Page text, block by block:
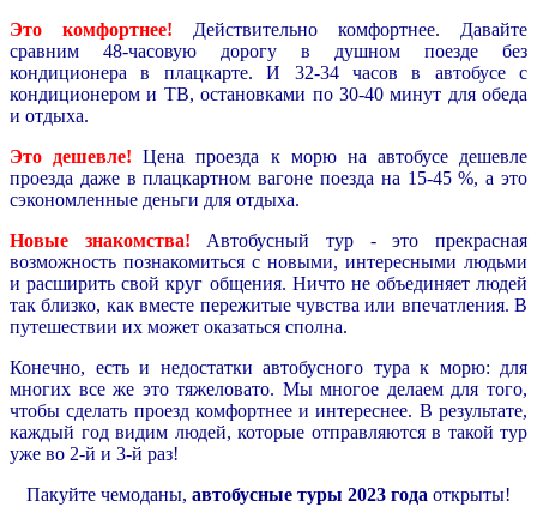
Это комфортнее! Действительно комфортнее. Давайте
сравним 48-часовую дорогу в душном поезде без
кондиционера в плацкарте. И 32-34 часов в автобусе с
кондиционером и ТВ, остановками по 30-40 минут для обеда
и отдыха.
Это дешевле!
Цена проезда к морю на автобусе дешевле
проезда даже в плацкартном вагоне поезда на 15-45 %, а это
сэкономленные деньги для отдыха.
Новые знакомства! Автобусный тур - это прекрасная
возможность познакомиться с новыми, интересными людьми
и расширить свой круг общения. Ничто не объединяет людей
так близко, как вместе пережитые чувства или впечатления. В
путешествии их может оказаться сполна.
Конечно, есть и недостатки автобусного тура к морю: для
многих все же это тяжеловато. Мы многое делаем для того,
чтобы сделать проезд комфортнее и интереснее. В результате,
каждый год видим людей, которые отправляются в такой тур
уже во 2-й и 3-й раз!
Пакуйте чемоданы, автобусные туры 2023 года открыты!